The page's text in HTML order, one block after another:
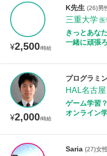
¥2,500/時給
K先生 (26)男
三重大学
きっとあな
一緒に頑張
¥2,000/時給
プログラミ
HAL名古屋
ゲーム学習
オンライン
Saria (27)女